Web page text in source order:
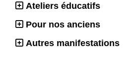
Ateliers éducatifs
Pour nos anciens
Autres manifestations